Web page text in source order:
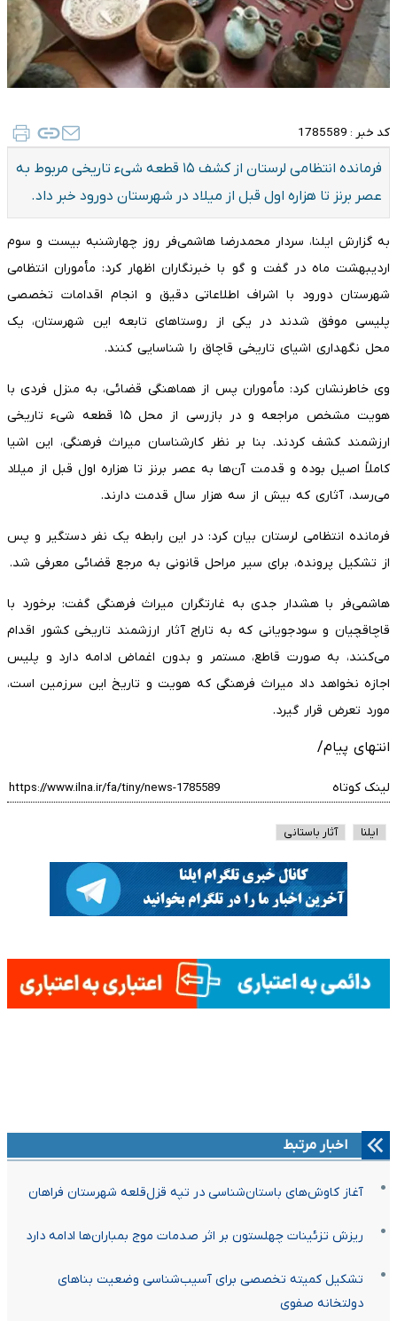
کد خبر : 1785589
فرمانده انتظامی لرستان از کشف ۱۵ قطعه شیء تاریخی مربوط به
عصر برنز تا هزاره اول قبل از میلاد در شهرستان دورود خبر داد.
به گزارش ایلنا، سردار محمدرضا هاشمی‌فر روز چهارشنبه بیست و سوم
اردیبهشت ماه در گفت و گو با خبرنگاران اظهار کرد: مأموران انتظامی
شهرستان دورود با اشراف اطلاعاتی دقیق و انجام اقدامات تخصصی
پلیسی موفق شدند در یکی از روستاهای تابعه این شهرستان، یک
محل نگهداری اشیای تاریخی قاچاق را شناسایی کنند.
وی خاطرنشان کرد: مأموران پس از هماهنگی قضائی، به منزل فردی با
هویت مشخص مراجعه و در بازرسی از محل ۱۵ قطعه شیء تاریخی
ارزشمند کشف کردند. بنا بر نظر کارشناسان میراث فرهنگی، این اشیا
کاملاً اصیل بوده و قدمت آن‌ها به عصر برنز تا هزاره اول قبل از میلاد
می‌رسد، آثاری که بیش از سه هزار سال قدمت دارند.
فرمانده انتظامی لرستان بیان کرد: در این رابطه یک نفر دستگیر و پس
از تشکیل پرونده، برای سیر مراحل قانونی به مرجع قضائی معرفی شد.
هاشمی‌فر با هشدار جدی به غارتگران میراث فرهنگی گفت: برخورد با
قاچاقچیان و سودجویانی که به تاراج آثار ارزشمند تاریخی کشور اقدام
می‌کنند، به صورت قاطع، مستمر و بدون اغماض ادامه دارد و پلیس
اجازه نخواهد داد میراث فرهنگی که هویت و تاریخ این سرزمین است،
مورد تعرض قرار گیرد.
انتهای پیام/
لینک کوتاه
ایلنا آثار باستانی
اخبار مرتبط
آغاز کاوش‌های باستان‌شناسی در تپه قزل‌قلعه شهرستان فراهان
ریزش تزئینات چهلستون بر اثر صدمات موج بمباران‌ها ادامه دارد
تشکیل کمیته تخصصی برای آسیب‌شناسی وضعیت بناهای
دولتخانه صفوی